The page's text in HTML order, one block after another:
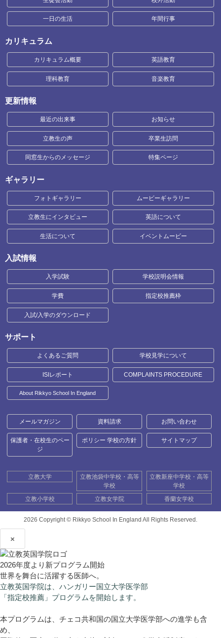
一日の生活 年間行事
カリキュラム
カリキュラム概要 英語教育
理科教育 音楽教育
更新情報
最近の出来事 お知らせ
立教生の声 卒業生訪問
同窓生からのメッセージ 特集ページ
ギャラリー
フォトギャラリー ムービーギャラリー
立教生にインタビュー 英語について
生活について イベントムービー
入試情報
入学試験 学校説明会情報
学費 指定校推薦枠
入試/入学のダウンロード
サポート
よくあるご質問 学校見学について
ISIレポート COMPLAINTS PROCEDURE
About Rikkyo School In England
メールマガジン 資料請求 お問い合わせ
保護者・在校生のペー
ジ
ポリシー 学校の方針 サイトマップ
立教大学
立教池袋中学校・高等
学校
立教新座中学校・高等
学校
立教小学校
立教女学院 香蘭女学校
2026 Copyright © Rikkyo School In England All Rights Reserved.
×
2026年度より新プログラム開始
世界を舞台に活躍する医師へ。
立教英国学院は、ハンガリー国立大学医学部
「指定校推薦」プログラムを開始します。
本プログラムは、チェコ共和国の国立大学医学部への進学も含
め、